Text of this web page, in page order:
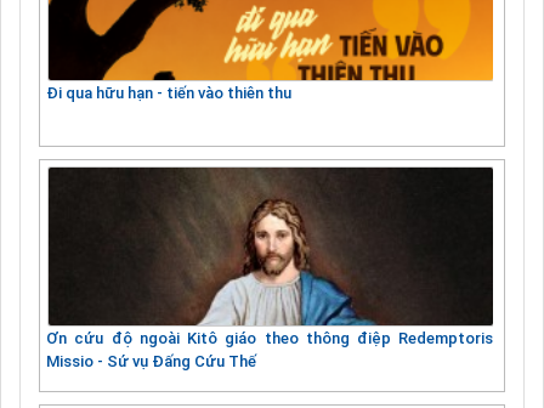
Đi qua hữu hạn - tiến vào thiên thu
Ơn cứu độ ngoài Kitô giáo theo thông điệp Redemptoris
Missio - Sứ vụ Đấng Cứu Thế